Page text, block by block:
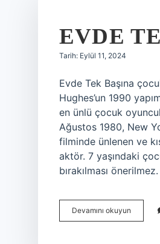
EVDE
Tarih: Eylül 11, 2024
Evde Tek Başına
Hughes’un 1990
en ünlü çocuk
Ağustos 1980, New
filminde ünlenen ve
aktör. 7 yaşındaki
bırakılması
Devamını okuyun
Tek